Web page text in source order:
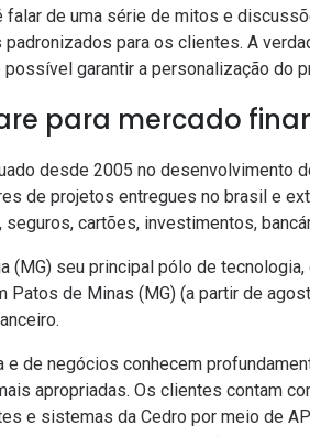
falar de uma série de mitos e
para os clientes. A
garantir a personalização do
para mercado
desde 2005 no
de projetos entregues no brasil e
cartões, investimentos,
(MG) seu principal pólo de
Patos de Minas (MG) (a partir de
de negócios conhecem
apropriadas. Os clientes contam
e sistemas da Cedro por meio de